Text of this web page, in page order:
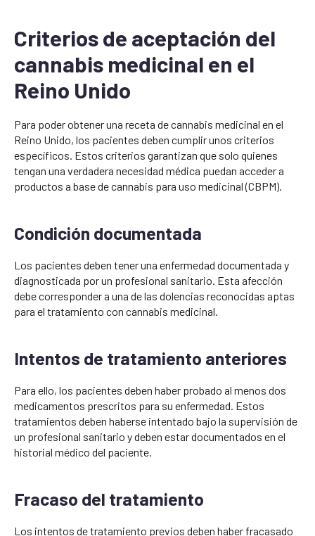
Criterios de aceptación del
cannabis medicinal en el
Reino Unido
Para poder obtener una receta de cannabis medicinal en el
Reino Unido, los pacientes deben cumplir unos criterios
específicos. Estos criterios garantizan que solo quienes
tengan una verdadera necesidad médica puedan acceder a
productos a base de cannabis para uso medicinal (CBPM).
Condición documentada
Los pacientes deben tener una enfermedad documentada y
diagnosticada por un profesional sanitario. Esta afección
debe corresponder a una de las dolencias reconocidas aptas
para el tratamiento con cannabis medicinal.
Intentos de tratamiento anteriores
Para ello, los pacientes deben haber probado al menos dos
medicamentos prescritos para su enfermedad. Estos
tratamientos deben haberse intentado bajo la supervisión de
un profesional sanitario y deben estar documentados en el
historial médico del paciente.
Fracaso del tratamiento
Los intentos de tratamiento previos deben haber fracasado